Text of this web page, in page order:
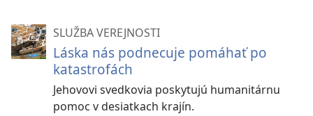
SLUŽBA VEREJNOSTI
Láska nás podnecuje pomáhať po
katastrofách
Jehovovi svedkovia poskytujú humanitárnu
pomoc v desiatkach krajín.